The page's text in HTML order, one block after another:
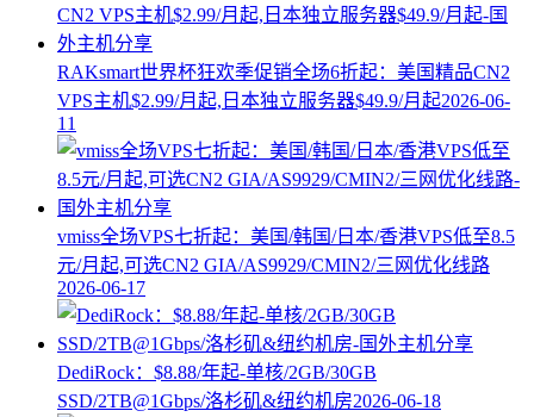
RAKsmart世界杯狂欢季促销全场6折起：美国精品CN2
VPS主机$2.99/月起,日本独立服务器$49.9/月起2026-06-
11
vmiss全场VPS七折起：美国/韩国/日本/香港VPS低至8.5
元/月起,可选CN2 GIA/AS9929/CMIN2/三网优化线路
2026-06-17
DediRock：$8.88/年起-单核/2GB/30GB
SSD/2TB@1Gbps/洛杉矶&纽约机房2026-06-18